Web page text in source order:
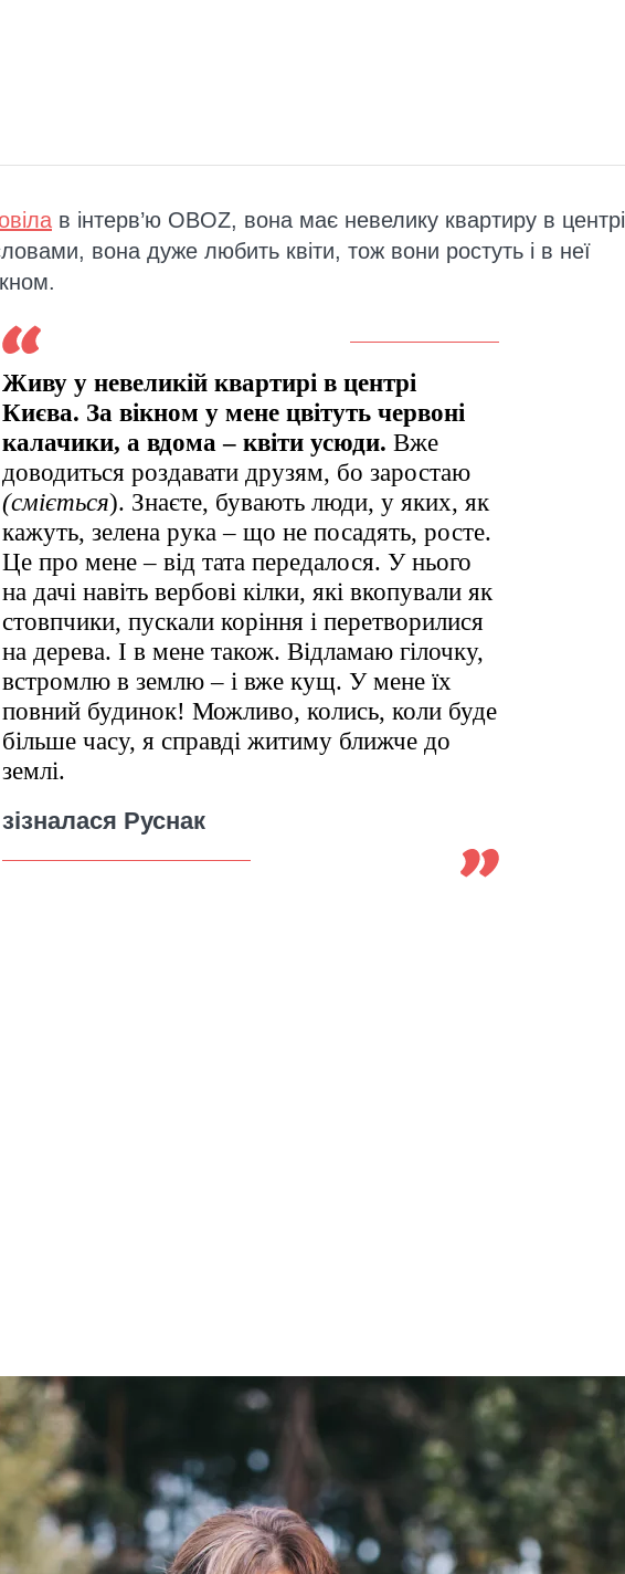
в інтерв’ю OBOZ, вона має невелику квартиру в центрі
вона дуже любить квіти, тож вони ростуть і в неї
Живу у невеликій квартирі в центрі
Києва. За вікном у мене цвітуть червоні
калачики, а вдома – квіти усюди. Вже
доводиться роздавати друзям, бо заростаю
(сміється). Знаєте, бувають люди, у яких, як
кажуть, зелена рука – що не посадять, росте.
Це про мене – від тата передалося. У нього
на дачі навіть вербові кілки, які вкопували як
стовпчики, пускали коріння і перетворилися
на дерева. І в мене також. Відламаю гілочку,
встромлю в землю – і вже кущ. У мене їх
повний будинок! Можливо, колись, коли буде
більше часу, я справді житиму ближче до
землі.
зізналася Руснак